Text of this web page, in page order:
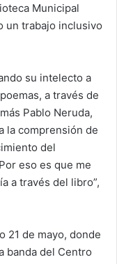
Municipal
un trabajo inclusivo
su intelecto a
a través de
Pablo Neruda,
la comprensión de
del
eso es que me
a través del libro”,
21 de mayo, donde
banda del Centro